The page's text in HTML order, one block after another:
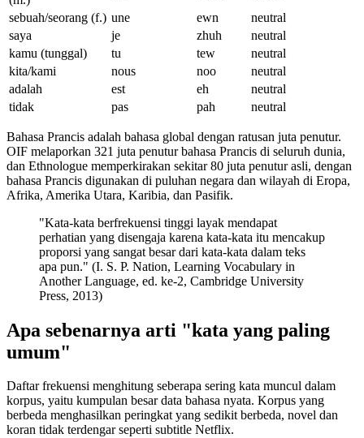
sebuah/seorang (f.) une ewn
neutral
saya
je zhuh
neutral
kamu (tunggal)
tu tew
neutral
kita/kami
nous noo
neutral
adalah
est eh
neutral
tidak
pas pah neutral
Bahasa Prancis adalah bahasa global dengan ratusan juta penutur.
OIF melaporkan 321 juta penutur bahasa Prancis di seluruh dunia,
dan Ethnologue memperkirakan sekitar 80 juta penutur asli, dengan
bahasa Prancis digunakan di puluhan negara dan wilayah di Eropa,
Afrika, Amerika Utara, Karibia, dan Pasifik.
"Kata-kata berfrekuensi tinggi layak mendapat
perhatian yang disengaja karena kata-kata itu mencakup
proporsi yang sangat besar dari kata-kata dalam teks
apa pun." (I. S. P. Nation, Learning Vocabulary in
Another Language, ed. ke-2, Cambridge University
Press, 2013)
Apa sebenarnya arti "kata yang paling
umum"
Daftar frekuensi menghitung seberapa sering kata muncul dalam
korpus, yaitu kumpulan besar data bahasa nyata. Korpus yang
berbeda menghasilkan peringkat yang sedikit berbeda, novel dan
koran tidak terdengar seperti subtitle Netflix.